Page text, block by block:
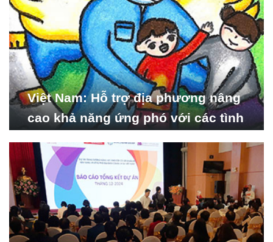
Việt Nam: Hỗ trợ địa phương nâng
cao khả năng ứng phó với các tình